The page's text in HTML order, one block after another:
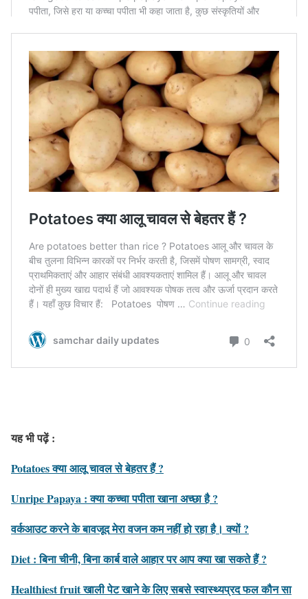
यह भी पढ़ें :
Potatoes क्या आलू चावल से बेहतर हैं ?
Unripe Papaya : क्या कच्चा पपीता खाना अच्छा है ?
वर्कआउट करने के बावजूद मेरा वजन कम नहीं हो रहा है। क्यों ?
Diet : बिना चीनी, बिना कार्ब वाले आहार पर आप क्या खा सकते हैं ?
Healthiest fruit खाली पेट खाने के लिए सबसे स्वास्थ्यप्रद फल कौन सा